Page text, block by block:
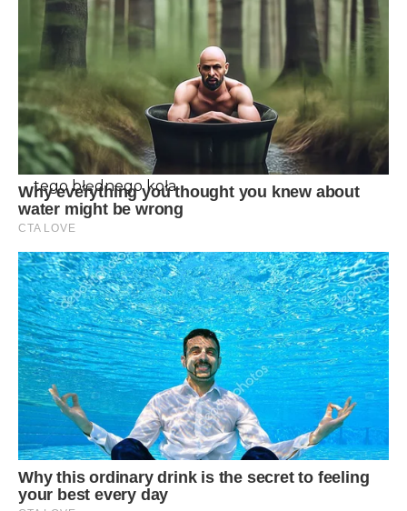
wyznanie było
policzkiem i rażącą
zniewagą dla jej
wiarygodności. W tym
właśnie momencie
zdecydowała, że ​​nie
może dłużej tolerować
tego błędnego koła.